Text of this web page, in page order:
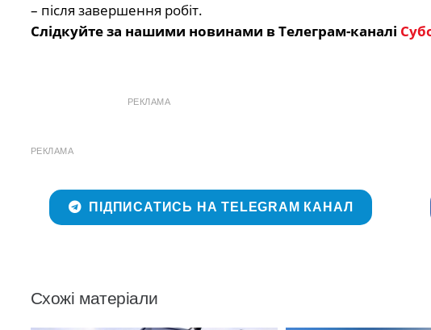
– після завершення робіт.
Слідкуйте за нашими новинами в Телеграм-каналі
РЕКЛАМА
РЕКЛАМА
ПІДПИСАТИСЬ НА TELEGRAM КАНАЛ
Схожі матеріали